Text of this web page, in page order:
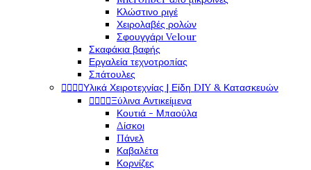
Κλώστινο ριγέ
Χειρολαβές ρολών
Σφουγγάρι Velour
Σκαφάκια βαφής
Εργαλεία τεχνοτροπίας
Σπάτουλες
Υλικά Χειροτεχνίας | Είδη DIY & Κατασκευών
Ξύλινα Αντικείμενα
Κουτιά - Μπαούλα
Δίσκοι
Πάνελ
Καβαλέτα
Κορνίζες